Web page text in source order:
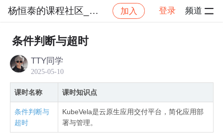
杨恒泰的课程社区_NO_1 加入 登录 频道
社区 杨恒泰的课程社区_NO_1
条件判断与超时
TTY同学
2025-05-10
课时名称 课时知识点
条件判断与
超时
KubeVela是云原生应用交付平台，简化应用部
署与管理。